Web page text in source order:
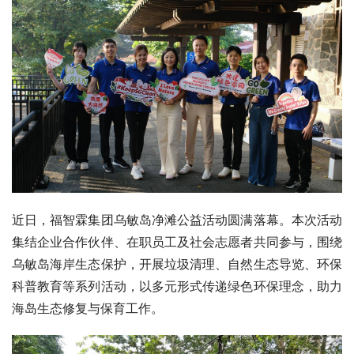
近日，福智霖集团乌敏岛净滩公益活动圆满落幕。本次活动
集结企业合作伙伴、在职员工及社会志愿者共同参与，围绕
乌敏岛海岸生态保护，开展垃圾清理、自然生态导览、环保
科普教育等系列活动，以多元形式传递绿色环保理念，助力
海岛生态修复与保育工作。